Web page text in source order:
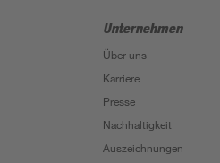
Unternehmen
Über uns
Karriere
Presse
Nachhaltigkeit
Auszeichnungen